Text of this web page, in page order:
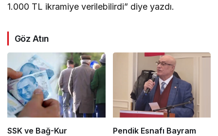
1.000 TL ikramiye verilebilirdi” diye yazdı.
Göz Atın
SSK ve Bağ-Kur
Pendik Esnafı Bayram